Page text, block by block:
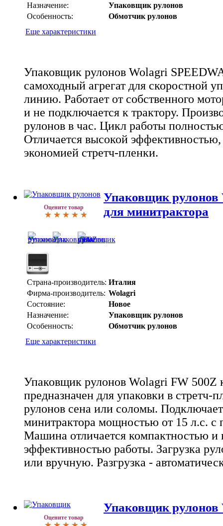
Назначение:
Упаковщик рулонов
Особенность:
Обмотчик рулонов
Еще характеристики
Упаковщик рулонов Wolagri
самоходный агрегат для скоростной
линию. Работает от собственного
и не подключается к трактору.
рулонов в час. Цикл работы
Отличается высокой
экономией стретч-пленки.
Оцените товар
Упаковщик
для минитрактора
Страна-производитель: Италия
Фирма-производитель: Wolagri
Состояние:
Новое
Назначение:
Упаковщик рулонов
Особенность:
Обмотчик рулонов
Еще характеристики
Упаковщик рулонов Wolagri FW 500Z
предназначен для упаковки в стретч-
рулонов сена или соломы.
минитрактора мощностью от 15 л.с.
Машина отличается компактностью и
эффективностью работы. Загрузка
или вручную. Разгрузка -
Оцените товар
Упаковщик рулонов